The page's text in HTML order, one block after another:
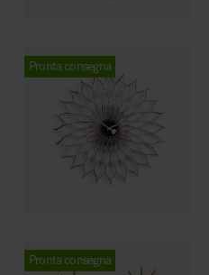
Pronta consegna
Pronta consegna